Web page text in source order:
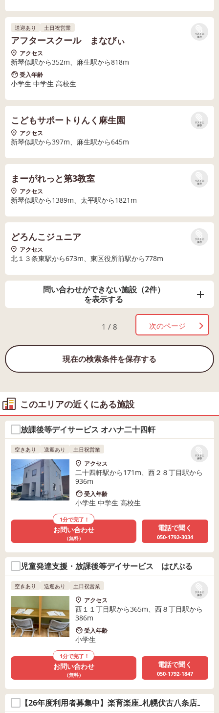
リストに
保存
送迎あり 土日祝営業
アフタースクール まなびぃ
アクセス
新琴似駅から352m、麻生駅から818m
受入年齢
小学生 中学生 高校生
リストに
保存
こどもサポートりんく麻生園
アクセス
新琴似駅から397m、麻生駅から645m
リストに
保存
まーがれっと第3教室
アクセス
新琴似駅から1389m、太平駅から1821m
リストに
保存
どろんこジュニア
アクセス
北１３条東駅から673m、東区役所前駅から778m
問い合わせができない施設（2件）
を表示する
1 / 8 次のページ
現在の検索条件を保存する
このエリアの近くにある施設
放課後等デイサービス オハナ二十四軒
リストに
保存
空きあり 送迎あり 土日祝営業
アクセス
二十四軒駅から171m、西２８丁目駅から
936m
受入年齢
小学生 中学生 高校生
1分で完了！
お問い合わせ
（無料）
電話で聞く
050-1792-3034
児童発達支援・放課後等デイサービス はぴぷる
リストに
保存
空きあり 送迎あり 土日祝営業
アクセス
西１１丁目駅から365m、西８丁目駅から
386m
受入年齢
小学生
1分で完了！
お問い合わせ
（無料）
電話で聞く
050-1792-1847
【26年度利用者募集中】楽育楽座₋札幌伏古八条店₋